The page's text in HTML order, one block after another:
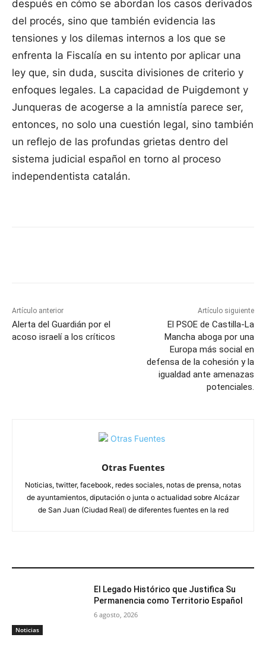
después en cómo se abordan los casos derivados
del procés, sino que también evidencia las
tensiones y los dilemas internos a los que se
enfrenta la Fiscalía en su intento por aplicar una
ley que, sin duda, suscita divisiones de criterio y
enfoques legales. La capacidad de Puigdemont y
Junqueras de acogerse a la amnistía parece ser,
entonces, no solo una cuestión legal, sino también
un reflejo de las profundas grietas dentro del
sistema judicial español en torno al proceso
independentista catalán.
Artículo anterior
Alerta del Guardián por el
acoso israelí a los críticos
Artículo siguiente
El PSOE de Castilla-La
Mancha aboga por una
Europa más social en
defensa de la cohesión y la
igualdad ante amenazas
potenciales.
Otras Fuentes
Noticias, twitter, facebook, redes sociales, notas de prensa, notas
de ayuntamientos, diputación o junta o actualidad sobre Alcázar
de San Juan (Ciudad Real) de diferentes fuentes en la red
Noticias
El Legado Histórico que Justifica Su
Permanencia como Territorio Español
6 agosto, 2026